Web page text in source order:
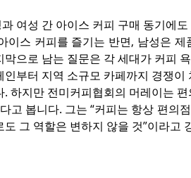
여성 간 아이스 커피 구매 동기에
이스 커피를 즐기는 반면, 남성은 제
으로 남는 질문은 각 세대가 커피
부터 지역 소규모 카페까지 경쟁이
하지만 전미커피협회의 머레이는
고 봅니다. 그는 “커피는 항상 편의
그 역할은 변하지 않을 것”이라고